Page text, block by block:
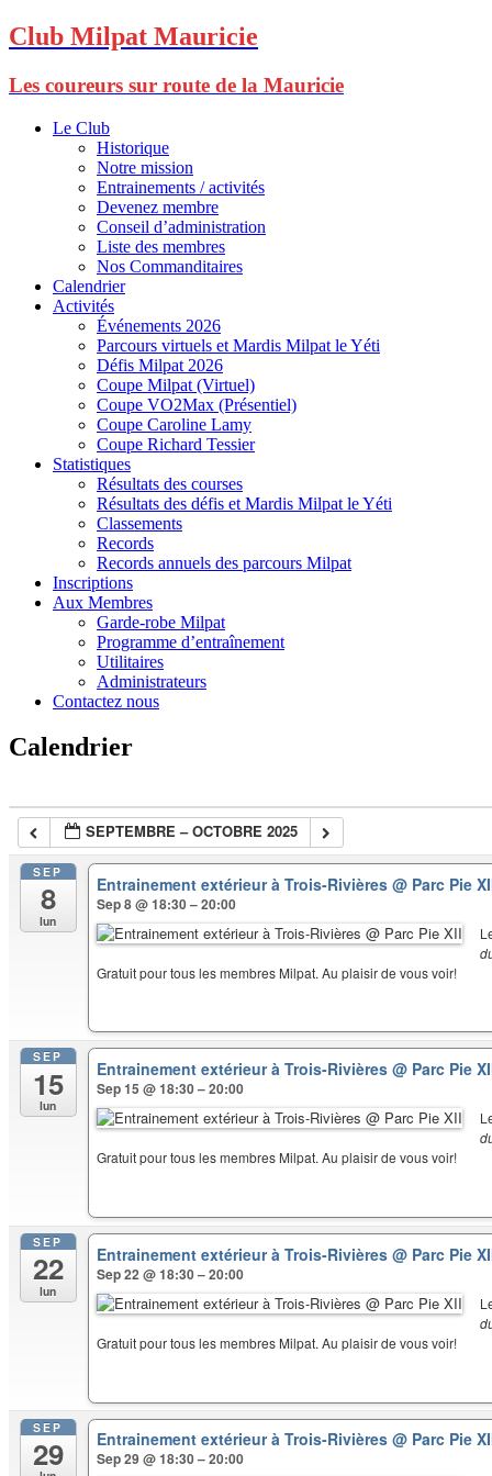
Club Milpat Mauricie
Les coureurs sur route de la Mauricie
Le Club
Historique
Notre mission
Entrainements / activités
Devenez membre
Conseil d’administration
Liste des membres
Nos Commanditaires
Calendrier
Activités
Événements 2026
Parcours virtuels et Mardis Milpat le Yéti
Défis Milpat 2026
Coupe Milpat (Virtuel)
Coupe VO2Max (Présentiel)
Coupe Caroline Lamy
Coupe Richard Tessier
Statistiques
Résultats des courses
Résultats des défis et Mardis Milpat le Yéti
Classements
Records
Records annuels des parcours Milpat
Inscriptions
Aux Membres
Garde-robe Milpat
Programme d’entraînement
Utilitaires
Administrateurs
Contactez nous
Calendrier
SEPTEMBRE – OCTOBRE 2025
SEP
8
lun
Entrainement extérieur à Trois-Rivières@ Parc Pie
Sep 8 @ 18:30 – 20:00
Gratuit pour tous les membres Milpat. Au plaisir de vous voir!
SEP
15
lun
Entrainement extérieur à Trois-Rivières@ Parc Pie
Sep 15 @ 18:30 – 20:00
Gratuit pour tous les membres Milpat. Au plaisir de vous voir!
SEP
22
lun
Entrainement extérieur à Trois-Rivières@ Parc Pie
Sep 22 @ 18:30 – 20:00
Gratuit pour tous les membres Milpat. Au plaisir de vous voir!
SEP
29 Entrainement extérieur à Trois-Rivières@ Parc Pie
Sep 29 @ 18:30 – 20:00